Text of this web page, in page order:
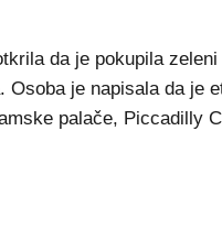
da je pokupila
je napisala da je
palače, Piccadilly